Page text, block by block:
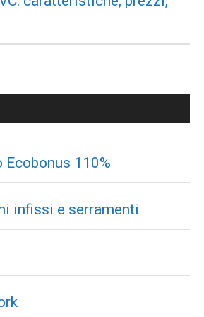
110%
infissi e serramenti